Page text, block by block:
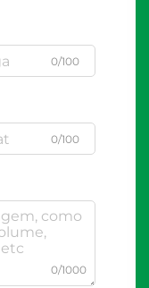
0/100
0/100
0/1000